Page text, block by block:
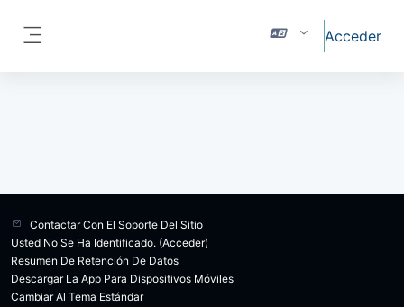
Acceder
Contactar Con El Soporte Del Sitio
Usted No Se Ha Identificado. (Acceder)
Resumen De Retención De Datos
Descargar La App Para Dispositivos Móviles
Cambiar Al Tema Estándar